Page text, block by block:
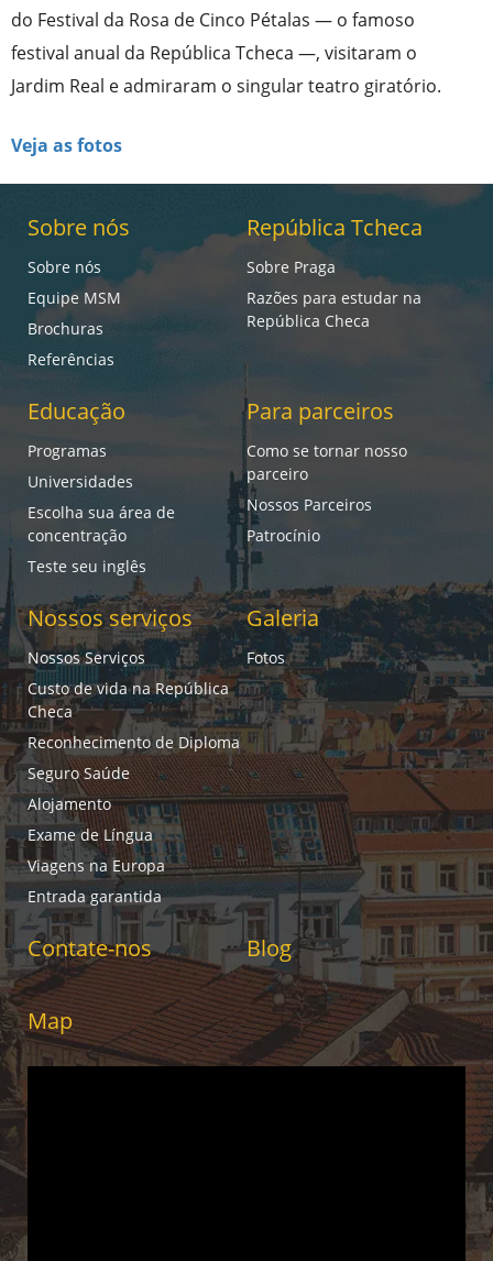
do Festival da Rosa de Cinco Pétalas — o famoso
festival anual da República Tcheca —, visitaram o
Jardim Real e admiraram o singular teatro giratório.
Veja as fotos
Sobre nós
Sobre nós
Equipe MSM
Brochuras
Referências
República Tcheca
Sobre Praga
Razões para estudar na
República Checa
Educação
Programas
Universidades
Escolha sua área de
concentração
Teste seu inglês
Para parceiros
Como se tornar nosso
parceiro
Nossos Parceiros
Patrocínio
Nossos serviços
Nossos Serviços
Custo de vida na República
Checa
Reconhecimento de Diploma
Seguro Saúde
Alojamento
Exame de Língua
Viagens na Europa
Entrada garantida
Galeria
Fotos
Contate-nos Blog
Map